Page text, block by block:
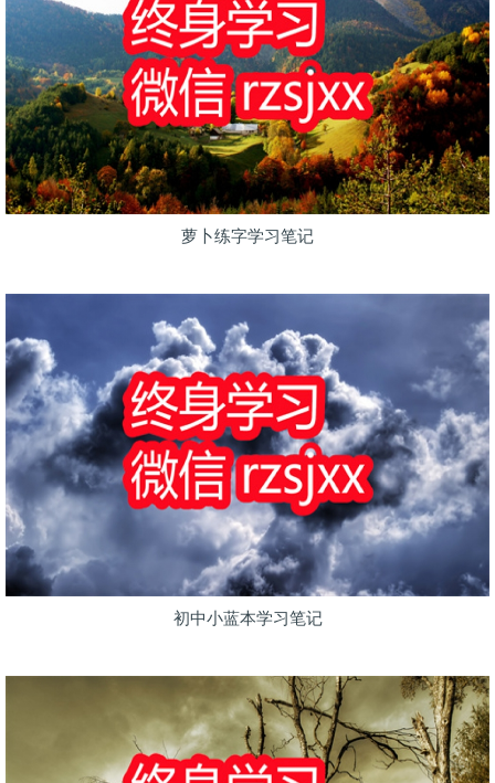
萝卜练字学习笔记
初中小蓝本学习笔记